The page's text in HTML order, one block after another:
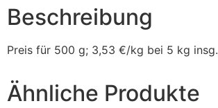
Beschreibung
Preis für 500 g; 3,53 €/kg bei 5 kg insg.
Ähnliche Produkte